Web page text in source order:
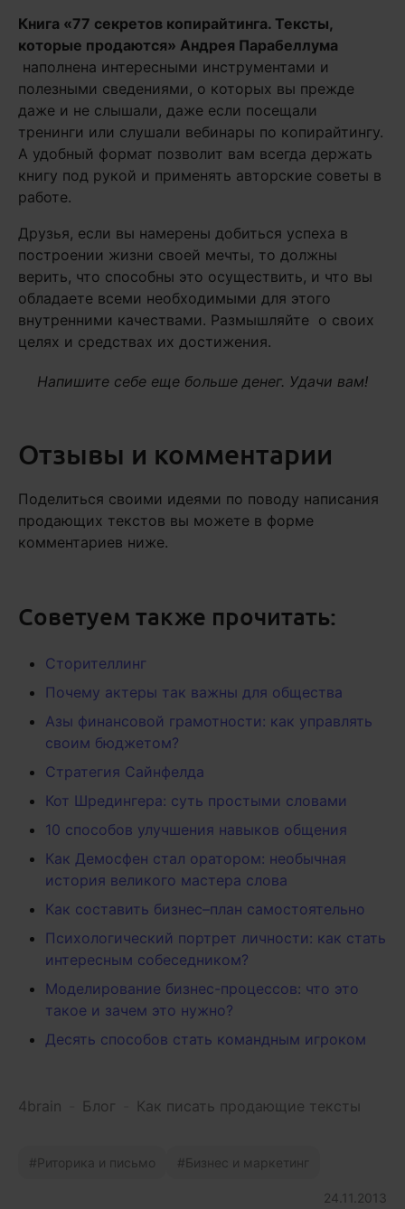
Книга «77 секретов копирайтинга. Тексты,
которые продаются» Андрея Парабеллума
наполнена интересными инструментами и
полезными сведениями, о которых вы прежде
даже и не слышали, даже если посещали
тренинги или слушали вебинары по копирайтингу.
А удобный формат позволит вам всегда держать
книгу под рукой и применять авторские советы в
работе.
Друзья, если вы намерены добиться успеха в
построении жизни своей мечты, то должны
верить, что способны это осуществить, и что вы
обладаете всеми необходимыми для этого
внутренними качествами. Размышляйте о своих
целях и средствах их достижения.
Напишите себе еще больше денег. Удачи вам!
Отзывы и комментарии
Поделиться своими идеями по поводу написания
продающих текстов вы можете в форме
комментариев ниже.
Советуем также прочитать:
Сторителлинг
Почему актеры так важны для общества
Азы финансовой грамотности: как управлять
своим бюджетом?
Стратегия Сайнфелда
Кот Шредингера: суть простыми словами
10 способов улучшения навыков общения
Как Демосфен стал оратором: необычная
история великого мастера слова
Как составить бизнес–план самостоятельно
Психологический портрет личности: как стать
интересным собеседником?
Моделирование бизнес-процессов: что это
такое и зачем это нужно?
Десять способов стать командным игроком
4brain Блог Как писать продающие тексты
Риторика и письмо Бизнес и маркетинг
24.11.2013